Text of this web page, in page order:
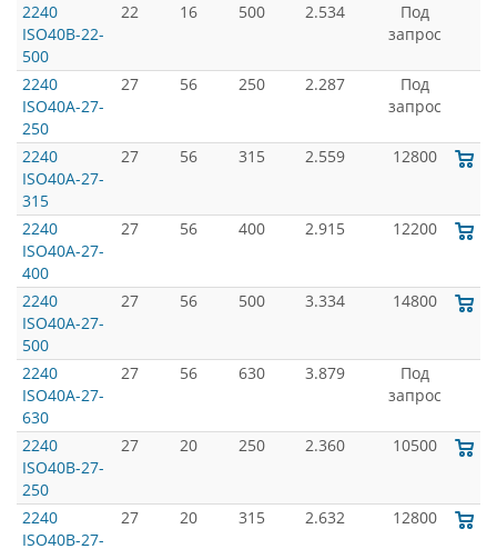
2240
ISO40B-22-
500
22 16 500 2.534
Под
запрос
2240
ISO40A-27-
250
27 56 250 2.287
Под
запрос
2240
ISO40A-27-
315
27 56 315 2.559 12800
2240
ISO40A-27-
400
27 56 400 2.915 12200
2240
ISO40A-27-
500
27 56 500 3.334 14800
2240
ISO40A-27-
630
27 56 630 3.879
Под
запрос
2240
ISO40B-27-
250
27 20 250 2.360 10500
2240
ISO40B-27-
27 20 315 2.632 12800